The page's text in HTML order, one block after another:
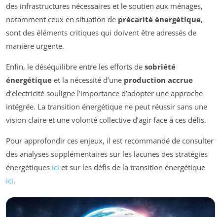
des infrastructures nécessaires et le soutien aux ménages,
notamment ceux en situation de précarité énergétique,
sont des éléments critiques qui doivent être adressés de
manière urgente.
Enfin, le déséquilibre entre les efforts de sobriété
énergétique et la nécessité d’une production accrue
d’électricité souligne l’importance d’adopter une approche
intégrée. La transition énergétique ne peut réussir sans une
vision claire et une volonté collective d’agir face à ces défis.
Pour approfondir ces enjeux, il est recommandé de consulter
des analyses supplémentaires sur les lacunes des stratégies
énergétiques ici et sur les défis de la transition énergétique
ici.